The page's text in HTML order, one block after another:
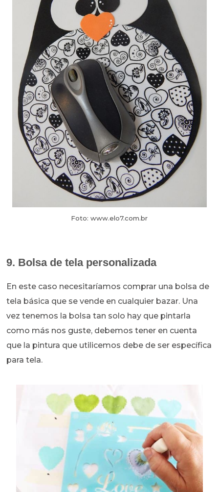
Foto: www.elo7.com.br
9. Bolsa de tela personalizada
En este caso necesitaríamos comprar una bolsa de
tela básica que se vende en cualquier bazar. Una
vez tenemos la bolsa tan solo hay que pintarla
como más nos guste, debemos tener en cuenta
que la pintura que utilicemos debe de ser específica
para tela.